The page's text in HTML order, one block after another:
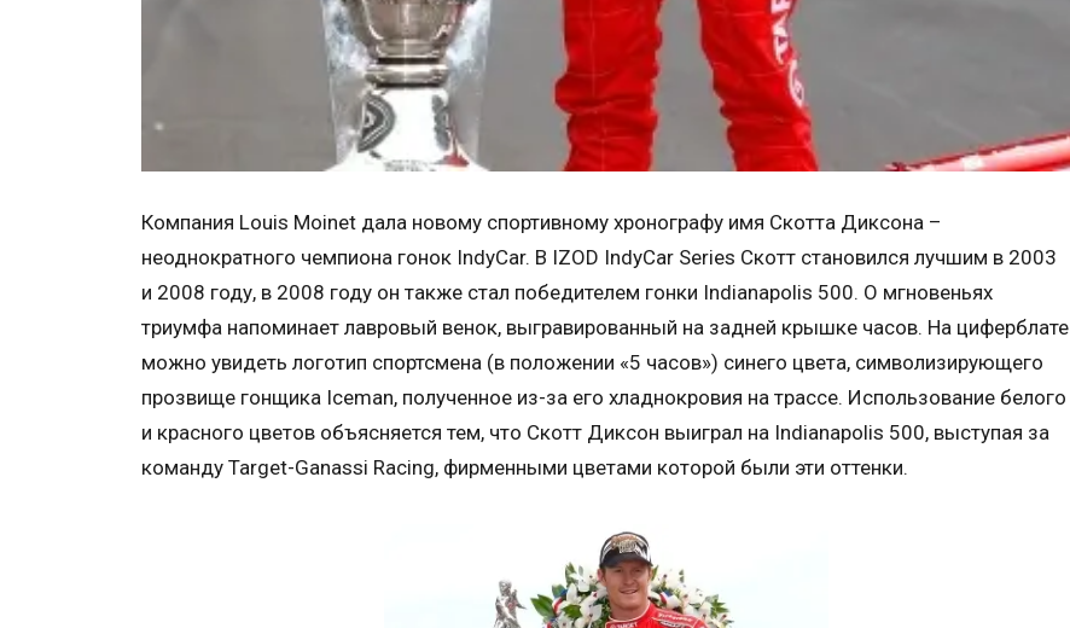
Компания Louis Moinet дала новому спортивному хронографу имя Скотта Диксона –
неоднократного чемпиона гонок IndyCar. В IZOD IndyCar Series Скотт становился лучшим в 2003
и 2008 году, в 2008 году он также стал победителем гонки Indianapolis 500. О мгновеньях
триумфа напоминает лавровый венок, выгравированный на задней крышке часов. На циферблате
можно увидеть логотип спортсмена (в положении «5 часов») синего цвета, символизирующего
прозвище гонщика Iceman, полученное из-за его хладнокровия на трассе. Использование белого
и красного цветов объясняется тем, что Скотт Диксон выиграл на Indianapolis 500, выступая за
команду Target-Ganassi Racing, фирменными цветами которой были эти оттенки.